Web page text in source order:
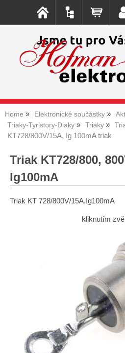
Home Elektronické součástky
Triaky-Tyristory-Diaky
Triaky
KT728/800V/15A, Ig 100mA triak
Triak KT728/800,
Ig100mA
Triak KT 728/800V/15A,Ig100mA
kliknutím